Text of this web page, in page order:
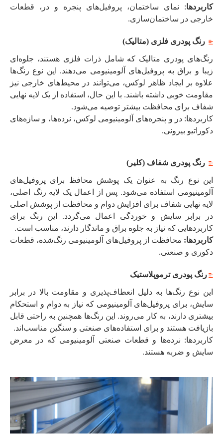
کاربردها: نمای ساختمان، پروفیل‌های پنجره و در، قطعات
خارجی در ساختمان‌سازی.
رنگ پودری فلزی (متالیک)
رنگ‌های پودری متالیک که شامل ذرات فلزی هستند، جلوه‌ای
زیبا و براق به پروفیل‌های آلومینیومی می‌دهند. این نوع رنگ‌ها
علاوه بر ایجاد ظاهر لوکس، می‌توانند در محیط‌های خارجی نیز
مقاومت خوبی داشته باشند. با این حال، استفاده از یک لایه نهایی
شفاف برای محافظت بیشتر توصیه می‌شود.
کاربردها: در و پنجره‌های آلومینیومی لوکس، نرده‌ها، و سازه‌های
دکوراتیو بیرونی.
رنگ پودری شفاف (کلیر)
این نوع رنگ به عنوان یک پوشش محافظ برای پروفیل‌های
آلومینیومی استفاده می‌شود. پس از اعمال یک لایه رنگ اصلی،
لایه نهایی شفاف برای افزایش دوام و محافظت از پوشش اصلی
در برابر سایش و خوردگی اعمال می‌گردد. این رنگ برای
کاربردهایی که نیاز به جلوه براق و ماندگار دارند، مناسب است.
کاربردها: محافظت از پروفیل‌های آلومینیومی رنگ‌شده، قطعات
دکوری و صنعتی.
رنگ پودری ترموپلاستیک
این نوع رنگ‌ها به دلیل انعطاف‌پذیری و مقاومت بالا در برابر
سایش، برای پروفیل‌های آلومینیومی که نیاز به دوام و استحکام
بیشتری دارند، به کار می‌روند. این رنگ‌ها همچنین به راحتی قابل
بازیافت هستند و برای استفاده‌های صنعتی و سنگین مناسب‌اند.
کاربردها: نرده‌ها و قطعات صنعتی آلومینیومی که در معرض
سایش و ضربه هستند.